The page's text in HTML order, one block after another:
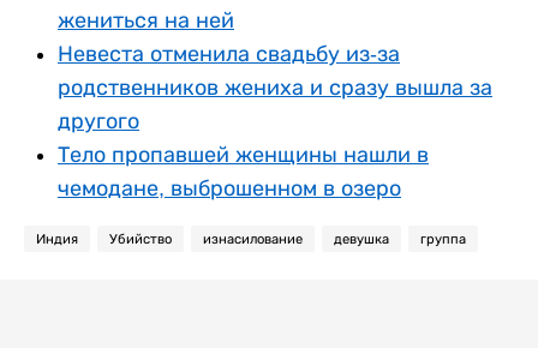
жениться на ней
Невеста отменила свадьбу из-за
родственников жениха и сразу вышла за
другого
Тело пропавшей женщины нашли в
чемодане, выброшенном в озеро
Индия Убийство изнасилование девушка группа